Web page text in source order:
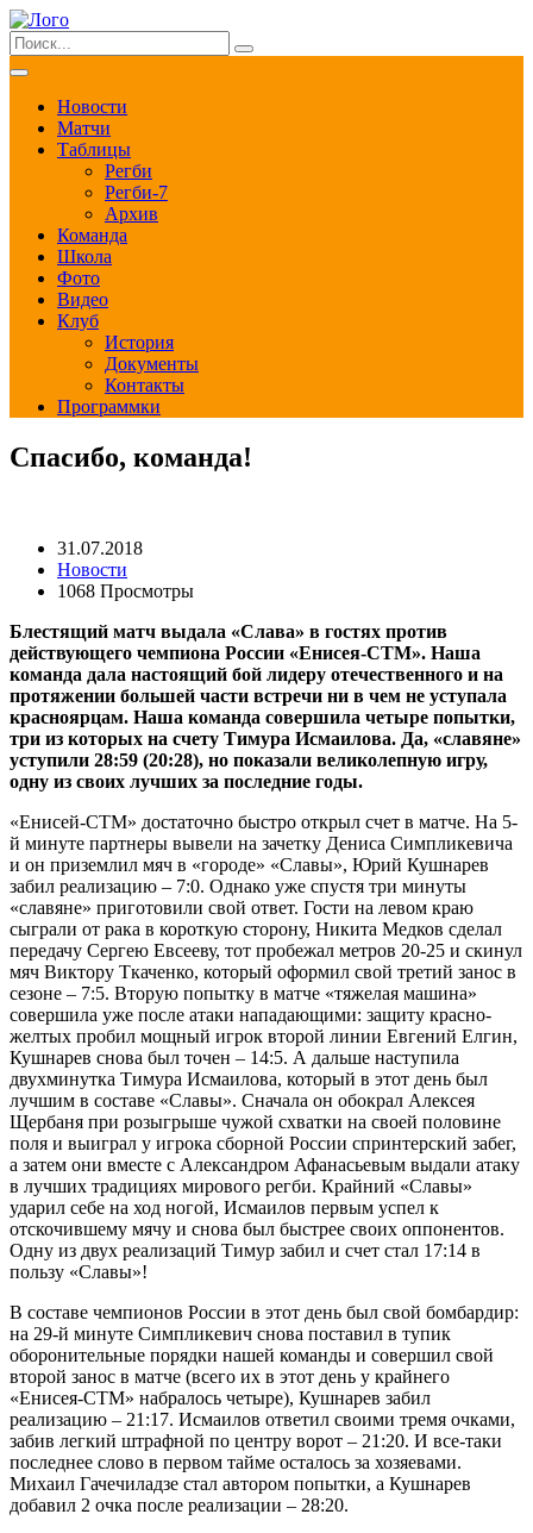
Новости
Матчи
Таблицы
Регби
Регби-7
Архив
Команда
Школа
Фото
Видео
Клуб
История
Документы
Контакты
Программки
Спасибо, команда!
31.07.2018
Новости
1068 Просмотры
Блестящий матч выдала «Слава» в гостях против
действующего чемпиона России «Енисея-СТМ». Наша
команда дала настоящий бой лидеру отечественного и на
протяжении большей части встречи ни в чем не уступала
красноярцам. Наша команда совершила четыре попытки,
три из которых на счету Тимура Исмаилова. Да, «славяне»
уступили 28:59 (20:28), но показали великолепную игру,
одну из своих лучших за последние годы.
«Енисей-СТМ» достаточно быстро открыл счет в матче. На 5-
й минуте партнеры вывели на зачетку Дениса Симпликевича
и он приземлил мяч в «городе» «Славы», Юрий Кушнарев
забил реализацию – 7:0. Однако уже спустя три минуты
«славяне» приготовили свой ответ. Гости на левом краю
сыграли от рака в короткую сторону, Никита Медков сделал
передачу Сергею Евсееву, тот пробежал метров 20-25 и скинул
мяч Виктору Ткаченко, который оформил свой третий занос в
сезоне – 7:5. Вторую попытку в матче «тяжелая машина»
совершила уже после атаки нападающими: защиту красно-
желтых пробил мощный игрок второй линии Евгений Елгин,
Кушнарев снова был точен – 14:5. А дальше наступила
двухминутка Тимура Исмаилова, который в этот день был
лучшим в составе «Славы». Сначала он обокрал Алексея
Щербаня при розыгрыше чужой схватки на своей половине
поля и выиграл у игрока сборной России спринтерский забег,
а затем они вместе с Александром Афанасьевым выдали атаку
в лучших традициях мирового регби. Крайний «Славы»
ударил себе на ход ногой, Исмаилов первым успел к
отскочившему мячу и снова был быстрее своих оппонентов.
Одну из двух реализаций Тимур забил и счет стал 17:14 в
пользу «Славы»!
В составе чемпионов России в этот день был свой бомбардир:
на 29-й минуте Симпликевич снова поставил в тупик
оборонительные порядки нашей команды и совершил свой
второй занос в матче (всего их в этот день у крайнего
«Енисея-СТМ» набралось четыре), Кушнарев забил
реализацию – 21:17. Исмаилов ответил своими тремя очками,
забив легкий штрафной по центру ворот – 21:20. И все-таки
последнее слово в первом тайме осталось за хозяевами.
Михаил Гачечиладзе стал автором попытки, а Кушнарев
добавил 2 очка после реализации – 28:20.